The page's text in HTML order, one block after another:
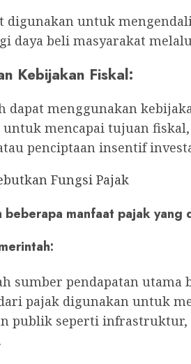
digunakan untuk
daya beli masyarakat
Kebijakan Fiskal:
dapat menggunakan
mencapai tujuan
penciptaan insentif
Fungsi Pajak
beberapa manfaat pajak
sumber pendapatan utama
pajak digunakan untuk
publik seperti infrastruktur,